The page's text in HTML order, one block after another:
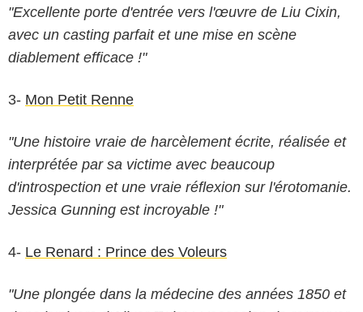
"Excellente porte d'entrée vers l'œuvre de Liu Cixin,
avec un casting parfait et une mise en scène
diablement efficace !"
3- Mon Petit Renne
"Une histoire vraie de harcèlement écrite, réalisée et
interprétée par sa victime avec beaucoup
d'introspection et une vraie réflexion sur l'érotomanie.
Jessica Gunning est incroyable !"
4- Le Renard : Prince des Voleurs
"Une plongée dans la médecine des années 1850 et